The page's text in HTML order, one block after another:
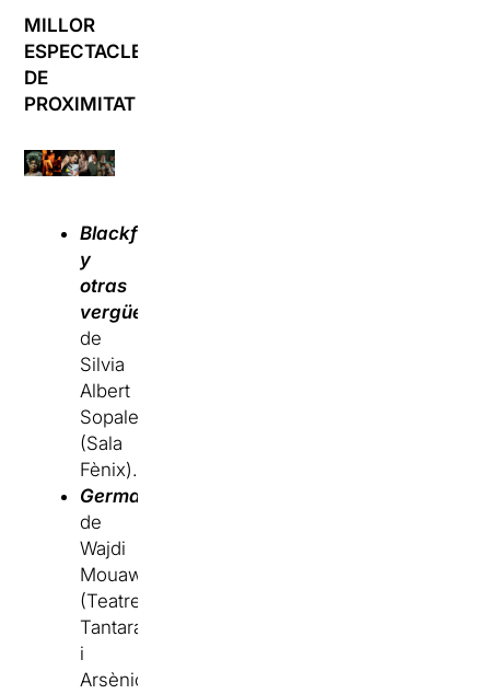
MILLOR
ESPECTACLE
DE
PROXIMITAT
Blackface
y
otras
vergüenzas
de
Silvia
Albert
Sopale
(Sala
Fènix).
Germanes
de
Wajdi
Mouawad
(Teatre
Tantarantana
i
Arsènic